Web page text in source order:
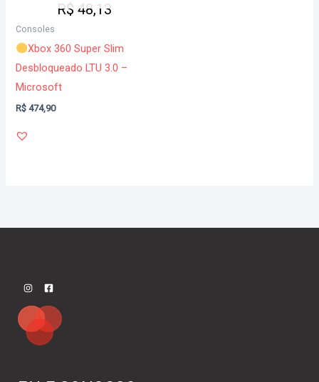
R$ 48,13
Consoles
Xbox 360 Super Slim
Desbloqueado LTU 3.0 –
Microsoft
R$ 474,90